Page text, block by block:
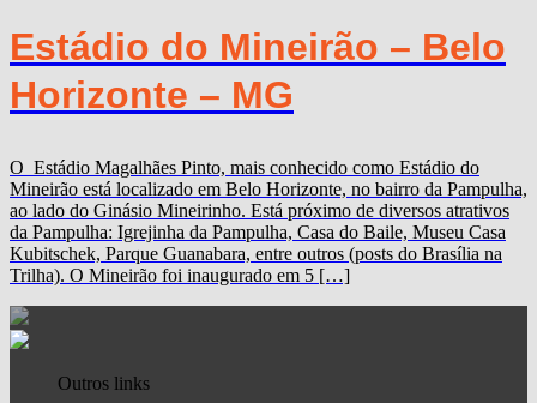
Estádio do Mineirão – Belo
Horizonte – MG
O Estádio Magalhães Pinto, mais conhecido como Estádio do
Mineirão está localizado em Belo Horizonte, no bairro da Pampulha,
ao lado do Ginásio Mineirinho. Está próximo de diversos atrativos
da Pampulha: Igrejinha da Pampulha, Casa do Baile, Museu Casa
Kubitschek, Parque Guanabara, entre outros (posts do Brasília na
Trilha). O Mineirão foi inaugurado em 5 […]
Outros links